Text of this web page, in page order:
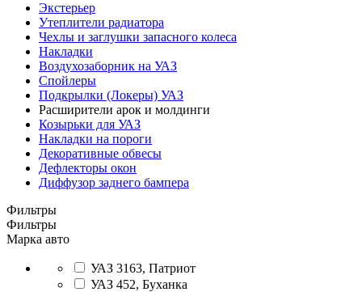
Экстерьер
Утеплители радиатора
Чехлы и заглушки запасного колеса
Накладки
Воздухозаборник на УАЗ
Спойлеры
Подкрылки (Локеры) УАЗ
Расширители арок и молдинги
Козырьки для УАЗ
Накладки на пороги
Декоративные обвесы
Дефлекторы окон
Диффузор заднего бампера
Фильтры
Фильтры
Марка авто
УАЗ 3163, Патриот
УАЗ 452, Буханка